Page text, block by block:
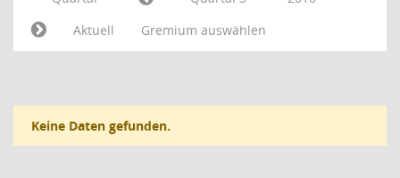
Aktuell
Gremium auswählen
Keine Daten gefunden.